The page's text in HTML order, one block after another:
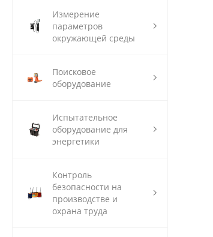
Измерение
параметров
окружающей среды
Поисковое
оборудование
Испытательное
оборудование для
энергетики
Контроль
безопасности на
производстве и
охрана труда